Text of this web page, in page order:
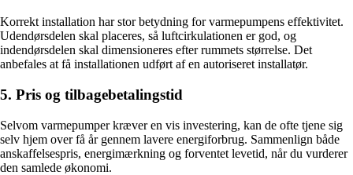
Korrekt installation har stor betydning for varmepumpens effektivitet.
Udendørsdelen skal placeres, så luftcirkulationen er god, og
indendørsdelen skal dimensioneres efter rummets størrelse. Det
anbefales at få installationen udført af en autoriseret installatør.
5. Pris og tilbagebetalingstid
Selvom varmepumper kræver en vis investering, kan de ofte tjene sig
selv hjem over få år gennem lavere energiforbrug. Sammenlign både
anskaffelsespris, energimærkning og forventet levetid, når du vurderer
den samlede økonomi.